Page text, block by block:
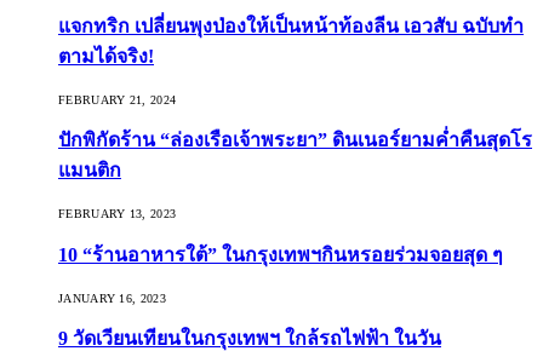
แจกทริก เปลี่ยนพุงป่องให้เป็นหน้าท้องลีน เอวสับ ฉบับทำ
ตามได้จริง!
FEBRUARY 21, 2024
ปักพิกัดร้าน “ล่องเรือเจ้าพระยา” ดินเนอร์ยามค่ำคืนสุดโร
แมนติก
FEBRUARY 13, 2023
10 “ร้านอาหารใต้” ในกรุงเทพฯกินหรอยร่วมจอยสุด ๆ
JANUARY 16, 2023
9 วัดเวียนเทียนในกรุงเทพฯ ใกล้รถไฟฟ้า ในวัน